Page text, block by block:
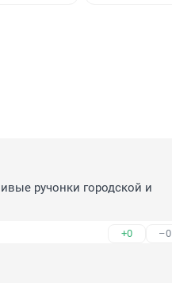
ручонки городской и
+0 –0